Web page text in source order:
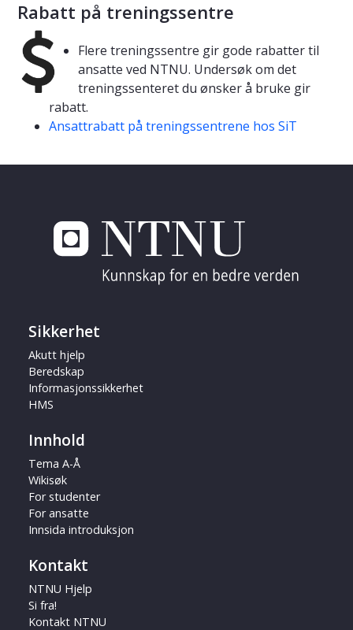
Rabatt på treningssentre
Flere treningssentre gir gode rabatter til
ansatte ved NTNU. Undersøk om det
treningssenteret du ønsker å bruke gir
rabatt.
Ansattrabatt på treningssentrene hos SiT
Sikkerhet
Akutt hjelp
Beredskap
Informasjonssikkerhet
HMS
Innhold
Tema A-Å
Wikisøk
For studenter
For ansatte
Innsida introduksjon
Kontakt
NTNU Hjelp
Si fra!
Kontakt NTNU